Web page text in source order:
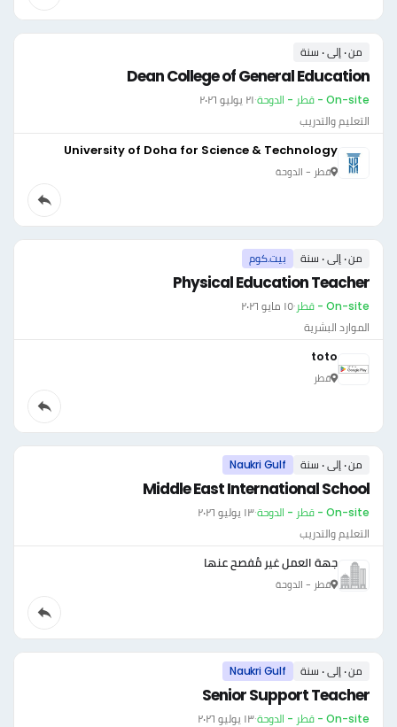
من ٠ إلى ٠ سنة
Dean College of General Education
On-site - قطر - الدوحة ·٢١ يوليو ٢٠٢٦
التعليم والتدريب
University of Doha for Science & Technology
قطر - الدوحة
من ٠ إلى ٠ سنة بيت.كوم
Physical Education Teacher
On-site - قطر ·١٥ مايو ٢٠٢٦
الموارد البشرية
toto
قطر
من ٠ إلى ٠ سنة Naukri Gulf
Middle East International School
On-site - قطر - الدوحة ·١٣ يوليو ٢٠٢٦
التعليم والتدريب
جهة العمل غير مُفصح عنها
قطر - الدوحة
من ٠ إلى ٠ سنة Naukri Gulf
Senior Support Teacher
On-site - قطر - الدوحة ·١٣ يوليو ٢٠٢٦